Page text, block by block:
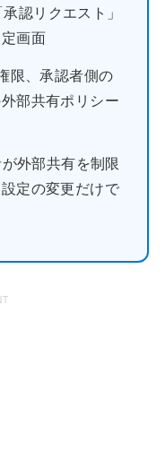
認リクエスト」
画面
限、承認者側の
部共有ポリシー
外部共有を制限
定の変更だけで